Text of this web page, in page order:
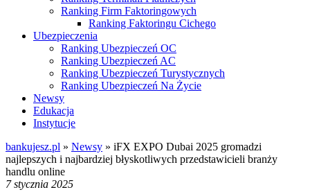
Ranking Firm Faktoringowych
Ranking Faktoringu Cichego
Ubezpieczenia
Ranking Ubezpieczeń OC
Ranking Ubezpieczeń AC
Ranking Ubezpieczeń Turystycznych
Ranking Ubezpieczeń Na Życie
Newsy
Edukacja
Instytucje
bankujesz.pl » Newsy » iFX EXPO Dubai 2025 gromadzi
najlepszych i najbardziej błyskotliwych przedstawicieli branży
handlu online
7 stycznia 2025